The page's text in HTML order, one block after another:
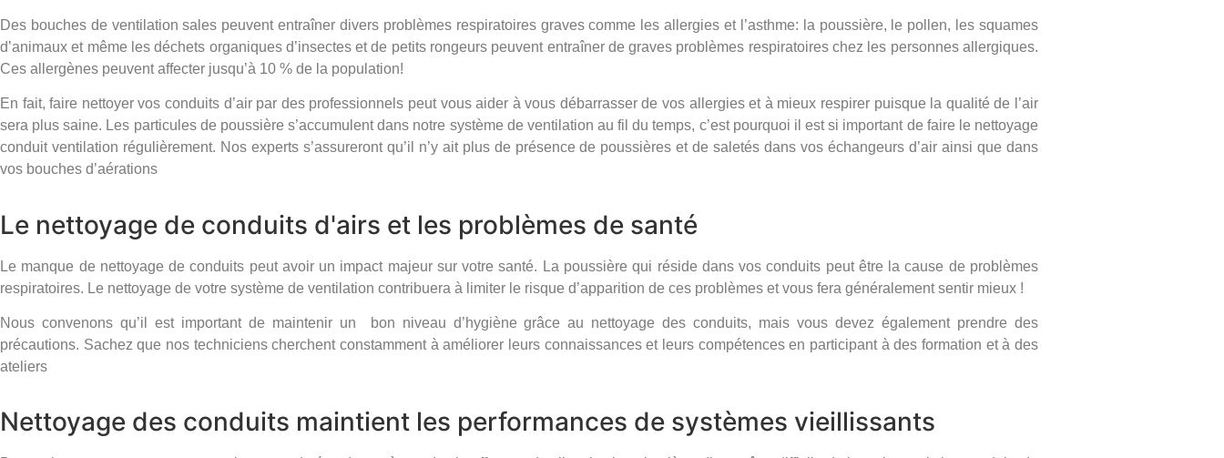
Des bouches de ventilation sales peuvent entraîner divers problèmes respiratoires graves comme les allergies et l’asthme: la poussière, le pollen, les squames
d’animaux et même les déchets organiques d’insectes et de petits rongeurs peuvent entraîner de graves problèmes respiratoires chez les personnes allergiques.
Ces allergènes peuvent affecter jusqu’à 10 % de la population!
En fait, faire nettoyer vos conduits d’air par des professionnels peut vous aider à vous débarrasser de vos allergies et à mieux respirer puisque la qualité de l’air
sera plus saine. Les particules de poussière s’accumulent dans notre système de ventilation au fil du temps, c’est pourquoi il est si important de faire le nettoyage
conduit ventilation régulièrement. Nos experts s’assureront qu’il n’y ait plus de présence de poussières et de saletés dans vos échangeurs d’air ainsi que dans
vos bouches d’aérations
Le nettoyage de conduits d'airs et les problèmes de santé
Le manque de nettoyage de conduits peut avoir un impact majeur sur votre santé. La poussière qui réside dans vos conduits peut être la cause de problèmes
respiratoires. Le nettoyage de votre système de ventilation contribuera à limiter le risque d’apparition de ces problèmes et vous fera généralement sentir mieux !
Nous convenons qu’il est important de maintenir un bon niveau d’hygiène grâce au nettoyage des conduits, mais vous devez également prendre des
précautions. Sachez que nos techniciens cherchent constamment à améliorer leurs connaissances et leurs compétences en participant à des formation et à des
ateliers
Nettoyage des conduits maintient les performances de systèmes vieillissants